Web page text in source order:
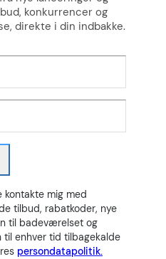
konkurrencer og
direkte i din indbakke.
kontakte mig med
tilbud, rabatkoder, nye
til badeværelset og
til enhver tid tilbagekalde
persondatapolitik.